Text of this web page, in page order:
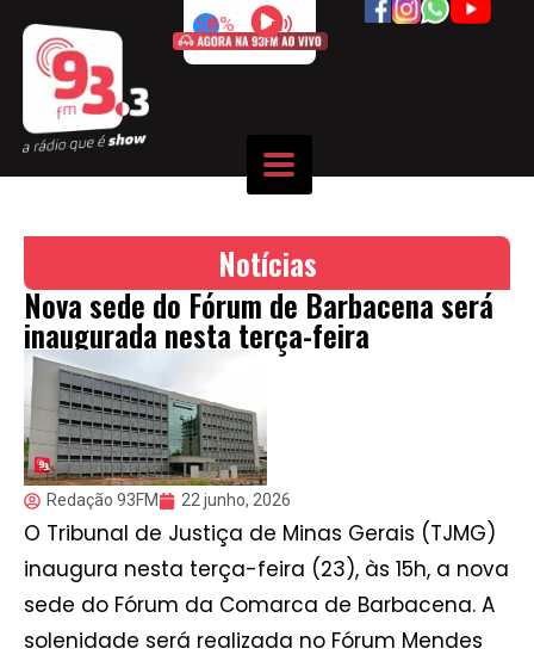
50%
Notícias
Nova sede do Fórum de Barbacena será
inaugurada nesta terça-feira
Redação 93FM 22 junho, 2026
O Tribunal de Justiça de Minas Gerais (TJMG)
inaugura nesta terça-feira (23), às 15h, a nova
sede do Fórum da Comarca de Barbacena. A
solenidade será realizada no Fórum Mendes